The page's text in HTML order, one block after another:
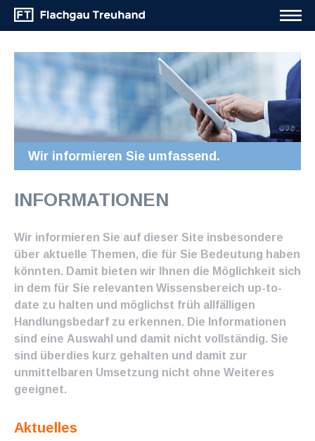
Wir informieren Sie umfassend.
INFORMATIONEN
Wir informieren Sie auf dieser Site insbesondere
über aktuelle Themen, die für Sie Bedeutung haben
könnten. Damit bieten wir Ihnen die Möglichkeit sich
in dem für Sie relevanten Wissensbereich up-to-
date zu halten und möglichst früh allfälligen
Handlungsbedarf zu erkennen. Die Informationen
sind eine Auswahl und damit nicht vollständig. Sie
sind überdies kurz gehalten und damit zur
unmittelbaren Umsetzung nicht ohne Weiteres
geeignet.
Aktuelles